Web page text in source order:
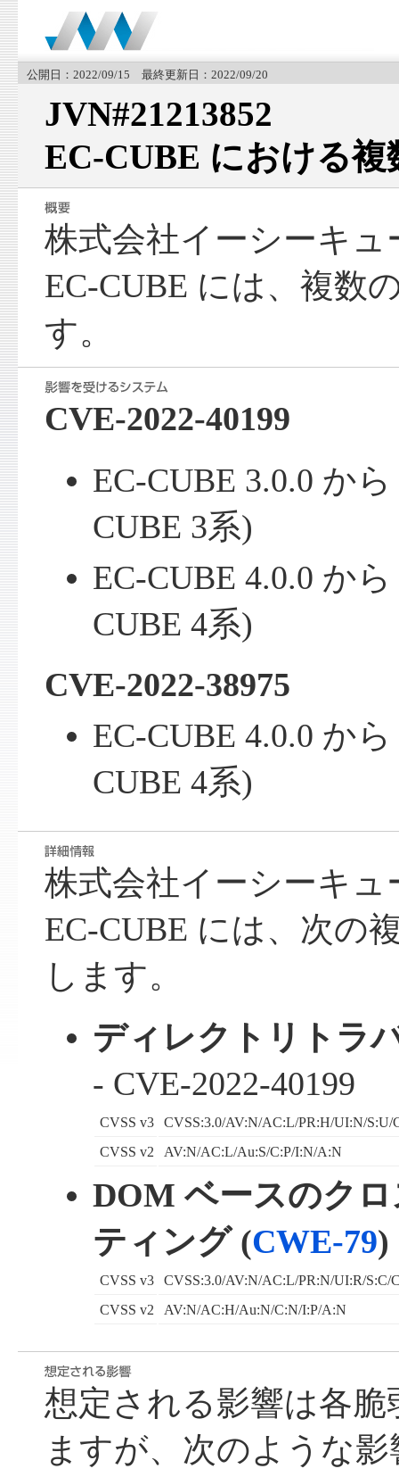
公開日：2022/09/15 最終更新日：2022/09/20
JVN#21213852
EC-CUBE における複
株式会社イーシーキ
EC-CUBE には、複数
す。
CVE-2022-40199
EC-CUBE 3.0.0 か
CUBE 3系)
EC-CUBE 4.0.0 か
CUBE 4系)
CVE-2022-38975
EC-CUBE 4.0.0 か
CUBE 4系)
株式会社イーシーキ
EC-CUBE には、次の
します。
ディレクトリトラ
- CVE-2022-40199
CVSS v3
CVSS:3.0/AV:N/AC:L/PR:H/UI:N/
CVSS v2
AV:N/AC:L/Au:S/C:P/I:N/A:N
DOM ベースのク
ティング (CWE-79)
CVSS v3
CVSS:3.0/AV:N/AC:L/PR:N/UI:R/S:C/
CVSS v2
AV:N/AC:H/Au:N/C:N/I:P/A:N
想定される影響は各
ますが、次のような